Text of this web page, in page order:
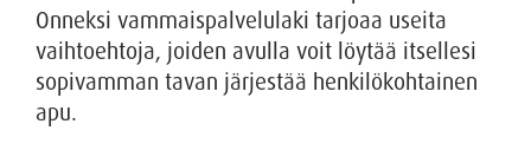
Onneksi vammaispalvelulaki tarjoaa useita
vaihtoehtoja, joiden avulla voit löytää itsellesi
sopivamman tavan järjestää henkilökohtainen
apu.